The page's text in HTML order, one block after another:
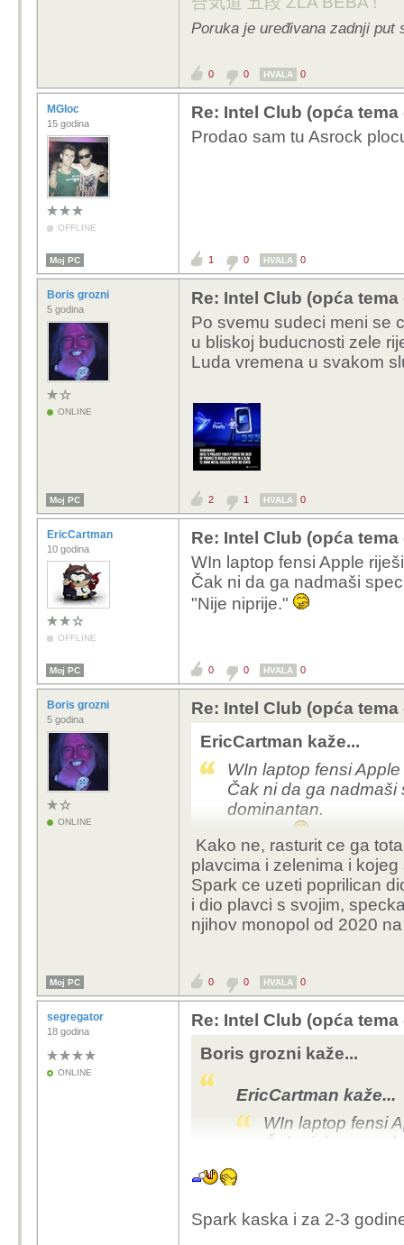
Poruka je uređivana zadnji put
0 0 HVALA 0
MGloc
15 godina
OFFLINE
Re: Intel Club (opća
Prodao sam tu Asrock
Moj PC 1 0 HVALA 0
Boris grozni
5 godina
ONLINE
Re: Intel Club (opća
Po svemu sudeci meni se
u bliskoj buducnosti zele
Luda vremena u svakom
Moj PC 2 1 HVALA 0
EricCartman
10 godina
OFFLINE
Re: Intel Club (opća
WIn laptop fensi Apple
Čak ni da ga nadmaši
"Nije niprije."
Moj PC 0 0 HVALA 0
Boris grozni
5 godina
ONLINE
Re: Intel Club (opća
EricCartman kaže...
WIn laptop fensi
Čak ni da ga nadmaši
dominantan.
Kako ne, rasturit ce ga
plavcima i zelenima i
Spark ce uzeti poprilican
i dio plavci s svojim,
njihov monopol od 2020
Moj PC 0 0 HVALA 0
segregator
18 godina
ONLINE
Re: Intel Club (opća
Boris grozni kaže...
EricCartman kaže...
WIn laptop fensi
Čak ni da ga
Kako ne, rasturit ce
Spark kaska i za 2-3